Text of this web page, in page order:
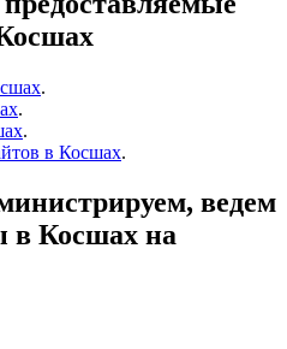
.
.
.
в Косшах.
ведем
в Косшах на